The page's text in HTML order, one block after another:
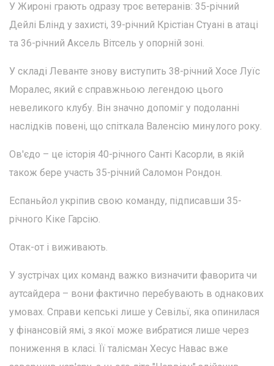
У Жироні грають одразу троє ветеранів: 35-річний
Дейлі Блінд у захисті, 39-річний Крістіан Стуані в атаці
та 36-річний Аксель Вітсель у опорній зоні.
У складі Леванте знову виступить 38-річний Хосе Луїс
Моралес, який є справжньою легендою цього
невеликого клубу. Він значно допоміг у подоланні
наслідків повені, що спіткала Валенсію минулого року.
Ов'єдо – це історія 40-річного Санті Касорли, в якій
також бере участь 35-річний Саломон Рондон.
Еспаньйол укріпив свою команду, підписавши 35-
річного Кіке Гарсію.
Отак-от і виживають.
У зустрічах цих команд важко визначити фаворита чи
аутсайдера – вони фактично перебувають в однакових
умовах. Справи кепські лише у Севільї, яка опинилася
у фінансовій ямі, з якої може вибратися лише через
пониження в класі. Її талісман Хесус Навас вже